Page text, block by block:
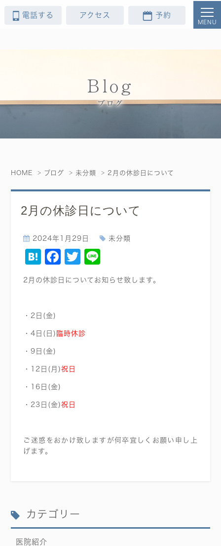
電話する アクセス 予約
Blog
ブログ
HOME ブログ 未分類 2月の休診日について
2月の休診日について
2024年1月29日 未分類
Hatena
Facebook
Twitter
2月の休診日についてお知らせ致します。
・2日(金)
・4日(日) 臨時休診
・9日(金)
・12日(月)祝日
・16日(金)
・23日(金)祝日
ご迷惑をおかけ致しますが何卒宜しくお願い申し上
げます。
カテゴリー
医院紹介